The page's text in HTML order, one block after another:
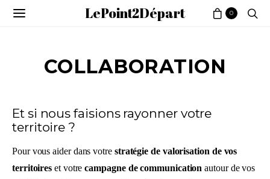
LePoint2Départ 0
COLLABORATION
Et si nous faisions rayonner votre
territoire ?
Pour vous aider dans votre stratégie de valorisation de vos
territoires et votrecampagne de communication autour de vos